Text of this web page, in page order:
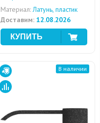
Материал:Латунь, пластик
Доставим: 12.08.2026
В наличии